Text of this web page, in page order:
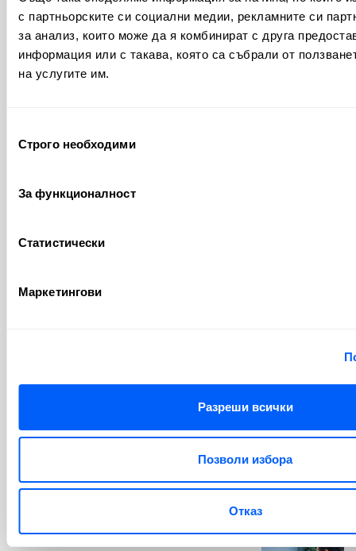
с партньорските си социални медии, рекламните си
за анализ, които може да я комбинират с друга
информация или с такава, която са събрали от
на услугите им.
наСтрого необходими
За функционалност
Статистически
Маркетингови
Разреши всички
Позволи избора
Отказ
Геополитика Политика (74)
Недвижими имоти
Схема Понци: Как да разпознаем и
отВалентин Апостолов
отВалентин Апостолов| юли 16, 2026
Видове инфлация: Какво
отВалентин Апостолов| юни 30, 2026